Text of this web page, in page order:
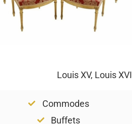
Louis XV, Louis
Commodes
Buffets